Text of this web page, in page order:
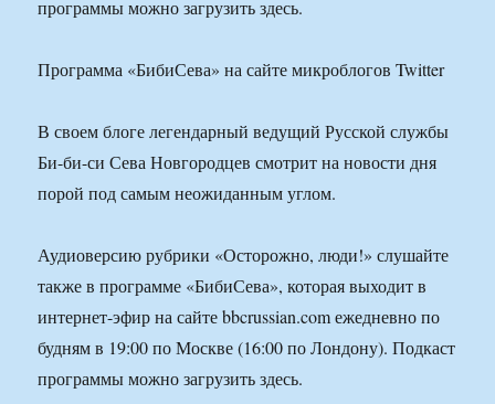
программы можно загрузить здесь.
Программа «БибиСева» на сайте микроблогов Twitter
В своем блоге легендарный ведущий Русской службы
Би-би-си Сева Новгородцев смотрит на новости дня
порой под самым неожиданным углом.
Аудиоверсию рубрики «Осторожно, люди!» слушайте
также в программе «БибиСева», которая выходит в
интернет-эфир на сайте bbcrussian.com ежедневно по
будням в 19:00 по Москве (16:00 по Лондону). Подкаст
программы можно загрузить здесь.